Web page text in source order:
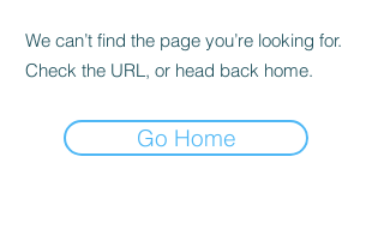
We can’t find the page you’re looking for.
Check the URL, or head back home.
Go Home